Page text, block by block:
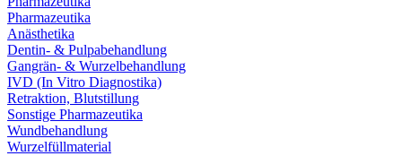
Pharmazeutika
Anästhetika
Dentin- & Pulpabehandlung
Gangrän- & Wurzelbehandlung
IVD (In Vitro Diagnostika)
Retraktion, Blutstillung
Sonstige Pharmazeutika
Wundbehandlung
Wurzelfüllmaterial